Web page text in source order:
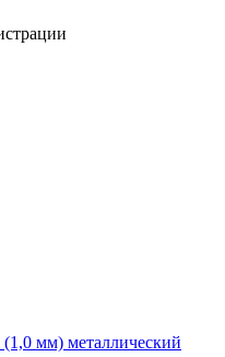
мм) металлический